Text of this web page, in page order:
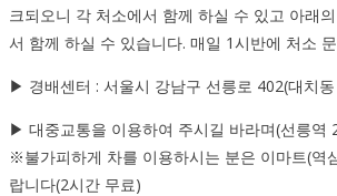
크되오니 각 처소에서 함께 하실 수 있고 아래
서 함께 하실 수 있습니다. 매일 1시반에 처소
▶ 경배센터 : 서울시 강남구 선릉로 402(대치
▶ 대중교통을 이용하여 주시길 바라며(선릉역
※불가피하게 차를 이용하시는 분은 이마트(역
랍니다(2시간 무료)